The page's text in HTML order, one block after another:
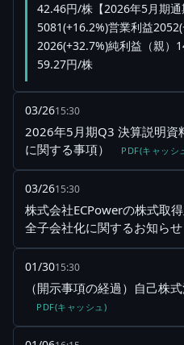
42.46円/株【2026年5月期
5081(+16.2%)営業利益
2026(+32.7%)純利益（親）
59.27円/株
03/2615:30
2026年5月期Q3 決算説明資
に関する事項）
PDF(キャッシ
03/2615:30
株式会社ECPowerの株式取
全子会社化に関するお知らせ
01/3015:30
（開示事項の経過）自己株
PDF(キャッシュ)